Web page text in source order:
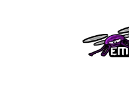
sisältöön